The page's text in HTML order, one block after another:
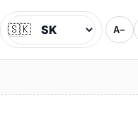
Jazyk
🇸🇰 A−